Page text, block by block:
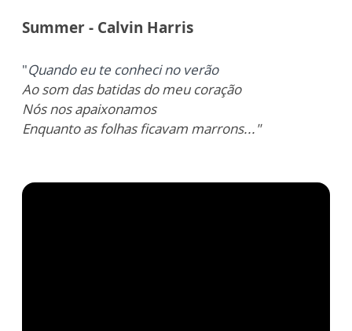
Summer - Calvin Harris
"Quando eu te conheci no verão
Ao som das batidas do meu coração
Nós nos apaixonamos
Enquanto as folhas ficavam marrons..."